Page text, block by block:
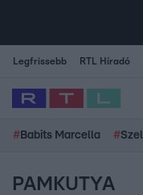
Legfrissebb RTL Híradó
# Babits Marcella #
PAMKUTYA